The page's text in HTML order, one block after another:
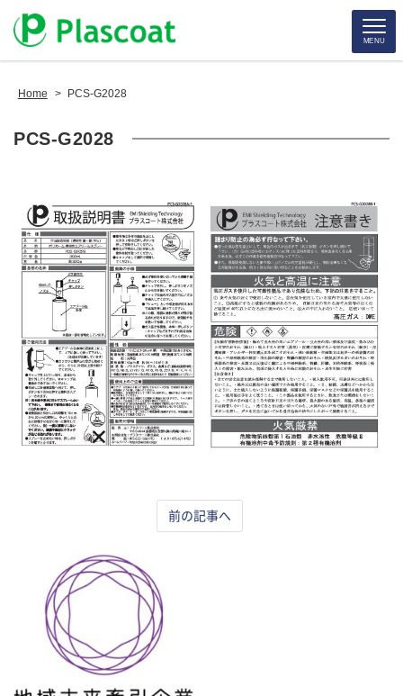
MENU
Home > PCS-G2028
PCS-G2028
前の記事へ